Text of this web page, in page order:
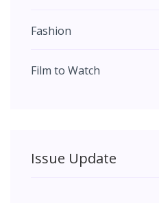
Fashion
Film to Watch
Issue Update